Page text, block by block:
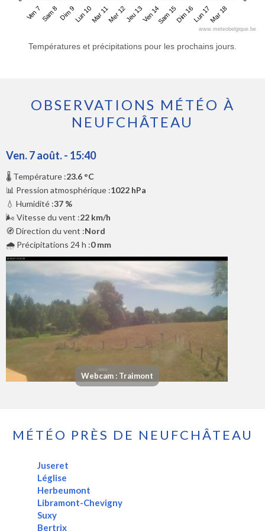
Ven 7Sam 8Dim 9Lun 10Mar 11Mer 12Jeu 13Ven 14Sam 15Dim 16Lun 17Mar 18
www.meteobelgique.be
Températures et précipitations pour les prochains jours.
OBSERVATIONS MÉTÉO À
NEUFCHÂTEAU
Ven. 7 août. - 15:40
🌡️ Température :23.6 °C
📊 Pression atmosphérique :1022 hPa
💧 Humidité :37 %
🌬️ Vitesse du vent :22 km/h
🧭 Direction du vent :Nord
🌧️ Précipitations 24 h :0 mm
Webcam : Traimont
MÉTÉO PRÈS DE NEUFCHÂTEAU
Juseret
Léglise
Herbeumont
Libramont-Chevigny
Suxy
Bertrix